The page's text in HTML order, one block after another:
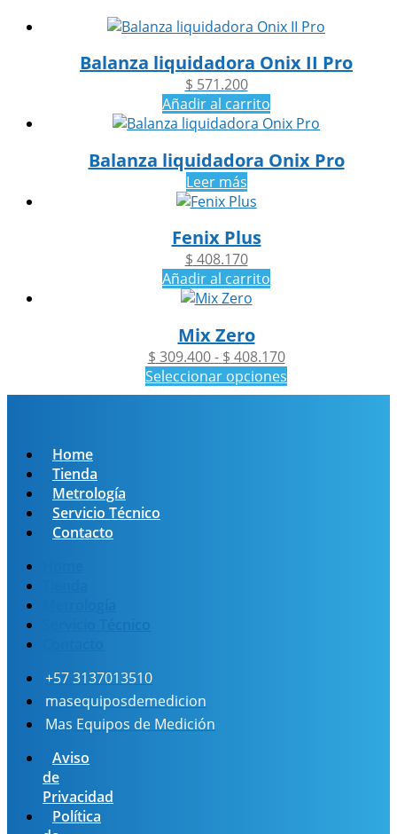
Balanza liquidadora Onix II Pro
$ 571.200
Añadir al carrito
Balanza liquidadora Onix Pro
Leer más
Fenix Plus
$ 408.170
Añadir al carrito
Mix Zero
$ 309.400 - $ 408.170Rango
de
precios:
Seleccionar opciones
Este
Home
Tienda
Metrología
Servicio Técnico
Contacto
+57 3137013510
masequiposdemedicion
Mas Equipos de Medición
Aviso
de
Privacidad
Política